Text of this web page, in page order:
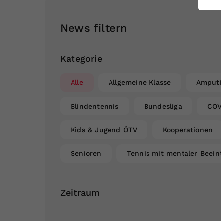
News filtern
Kategorie
Alle Allgemeine Klasse
Blindentennis Bundesliga
Kids & Jugend ÖTV Kooperationen
Senioren Tennis mit mentaler
Zeitraum